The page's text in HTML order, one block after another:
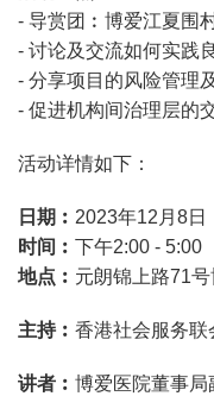
- 导赏团︰博爱江夏围
- 讨论及交流如何实践
- 分享项目的风险管理
- 促进机构间治理层的
活动详情如下：
日期︰ 2023年12月8日
时间︰ 下午2:00 - 5:00
地点︰ 元朗锦上路71
主持︰ 香港社会服务联
讲者︰ 博爱医院董事局